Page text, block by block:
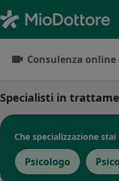
Consulenza online
Specialisti in
Che specializzazione stai
Psicologo